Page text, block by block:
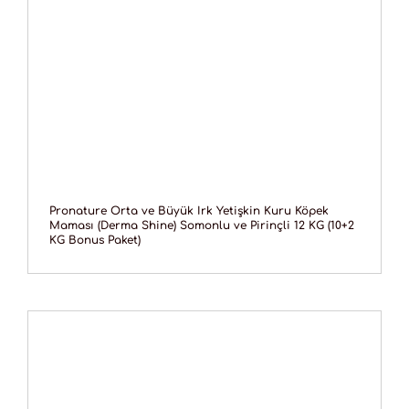
Pronature Orta ve Büyük Irk Yetişkin Kuru Köpek
Maması (Derma Shine) Somonlu ve Pirinçli 12 KG (10+2
KG Bonus Paket)